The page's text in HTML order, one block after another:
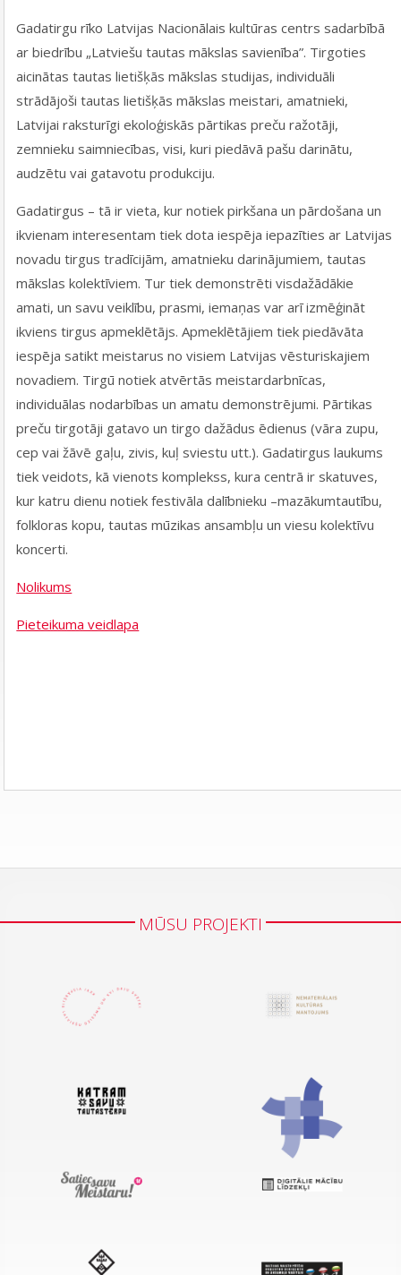
Gadatirgu rīko Latvijas Nacionālais kultūras centrs sadarbībā
ar biedrību „Latviešu tautas mākslas savienība”. Tirgoties
aicinātas tautas lietišķās mākslas studijas, individuāli
strādājoši tautas lietišķās mākslas meistari, amatnieki,
Latvijai raksturīgi ekoloģiskās pārtikas preču ražotāji,
zemnieku saimniecības, visi, kuri piedāvā pašu darinātu,
audzētu vai gatavotu produkciju.
Gadatirgus – tā ir vieta, kur notiek pirkšana un pārdošana un
ikvienam interesentam tiek dota iespēja iepazīties ar Latvijas
novadu tirgus tradīcijām, amatnieku darinājumiem, tautas
mākslas kolektīviem. Tur tiek demonstrēti visdažādākie
amati, un savu veiklību, prasmi, iemaņas var arī izmēģināt
ikviens tirgus apmeklētājs. Apmeklētājiem tiek piedāvāta
iespēja satikt meistarus no visiem Latvijas vēsturiskajiem
novadiem. Tirgū notiek atvērtās meistardarbnīcas,
individuālas nodarbības un amatu demonstrējumi. Pārtikas
preču tirgotāji gatavo un tirgo dažādus ēdienus (vāra zupu,
cep vai žāvē gaļu, zivis, kuļ sviestu utt.). Gadatirgus laukums
tiek veidots, kā vienots komplekss, kura centrā ir skatuves,
kur katru dienu notiek festivāla dalībnieku –mazākumtautību,
folkloras kopu, tautas mūzikas ansambļu un viesu kolektīvu
koncerti.
Nolikums
Pieteikuma veidlapa
MŪSU PROJEKTI